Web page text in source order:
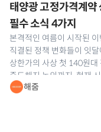
태양광 고정가격계
필수 소식 4가지
본격적인 여름이 시작된
직결된 정책 변화들이 잇
상한가의 사상 첫 140원대
중도해지 논의까지. 현재
할 실무 대응 전략을 해줌
해줌